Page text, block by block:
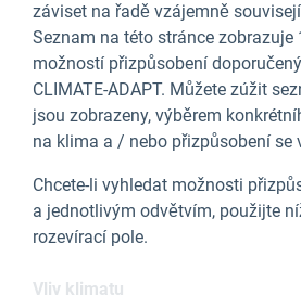
záviset na řadě vzájemně
Seznam na této stránce zobrazuje
možností přizpůsobení
CLIMATE-ADAPT. Můžete zúžit
jsou zobrazeny, výběrem
na klima a / nebo přizpůsobení se
Chcete-li vyhledat možnosti
a jednotlivým odvětvím, použijte
rozevírací pole.
Vliv klimatu